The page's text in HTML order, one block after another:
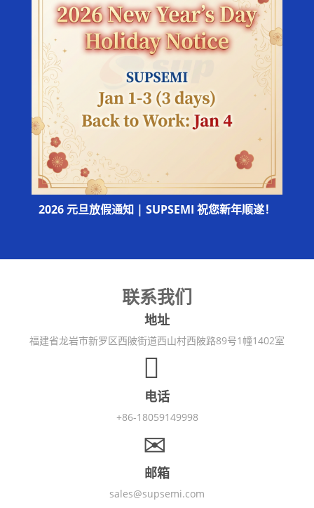
2026 元旦放假通知 | SUPSEMI 祝您新年顺遂！
联系我们
地址
福建省龙岩市新罗区西陂街道西山村西陂路89号1幢1402室
电话
+86-18059149998
邮箱
sales@supsemi.com